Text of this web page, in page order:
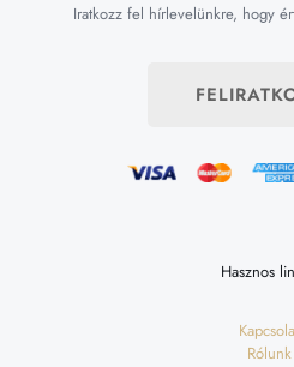
Iratkozz fel hírlevelünkre, hogy
Hasznos
Rólunk